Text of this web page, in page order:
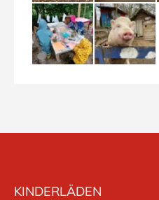
KINDERLÄDEN